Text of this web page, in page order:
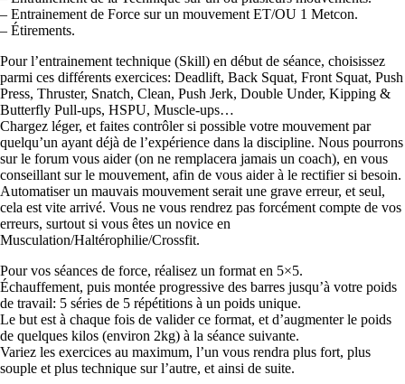
– Entrainement de Force sur un mouvement ET/OU 1 Metcon.
– Étirements.
Pour l’entrainement technique (Skill) en début de séance, choisissez
parmi ces différents exercices: Deadlift, Back Squat, Front Squat, Push
Press, Thruster, Snatch, Clean, Push Jerk, Double Under, Kipping &
Butterfly Pull-ups, HSPU, Muscle-ups…
Chargez léger, et faites contrôler si possible votre mouvement par
quelqu’un ayant déjà de l’expérience dans la discipline. Nous pourrons
sur le forum vous aider (on ne remplacera jamais un coach), en vous
conseillant sur le mouvement, afin de vous aider à le rectifier si besoin.
Automatiser un mauvais mouvement serait une grave erreur, et seul,
cela est vite arrivé. Vous ne vous rendrez pas forcément compte de vos
erreurs, surtout si vous êtes un novice en
Musculation/Haltérophilie/Crossfit.
Pour vos séances de force, réalisez un format en 5×5.
Échauffement, puis montée progressive des barres jusqu’à votre poids
de travail: 5 séries de 5 répétitions à un poids unique.
Le but est à chaque fois de valider ce format, et d’augmenter le poids
de quelques kilos (environ 2kg) à la séance suivante.
Variez les exercices au maximum, l’un vous rendra plus fort, plus
souple et plus technique sur l’autre, et ainsi de suite.